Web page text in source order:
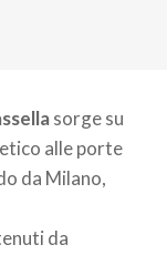
sorge su
alle porte
da Milano,
da